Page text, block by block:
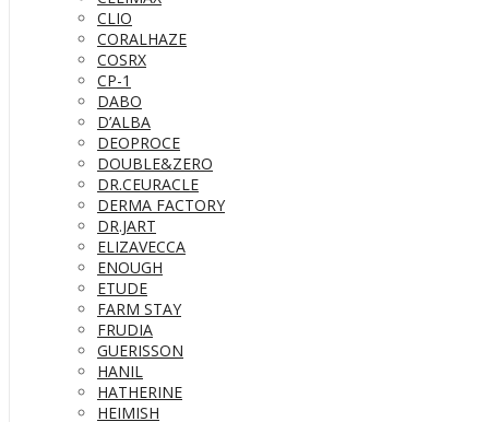
CLIO
CORALHAZE
COSRX
CP-1
DABO
D’ALBA
DEOPROCE
DOUBLE&ZERO
DR.CEURACLE
DERMA FACTORY
DR.JART
ELIZAVECCA
ENOUGH
ETUDE
FARM STAY
FRUDIA
GUERISSON
HANIL
HATHERINE
HEIMISH